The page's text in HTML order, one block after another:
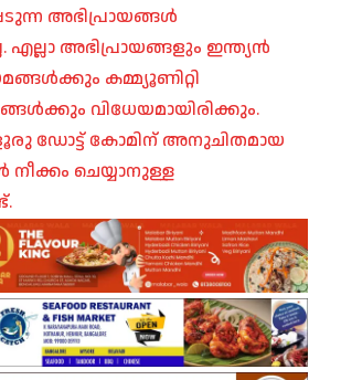
അഭിപ്രായങ്ങൾ
എല്ലാ അഭിപ്രായങ്ങളും ഇന്ത്യൻ
കമ്മ്യൂണിറ്റി
വിധേയമായിരിക്കും.
ഡോട്ട് കോമിന് അനുചിതമായ
നീക്കം ചെയ്യാനുള്ള